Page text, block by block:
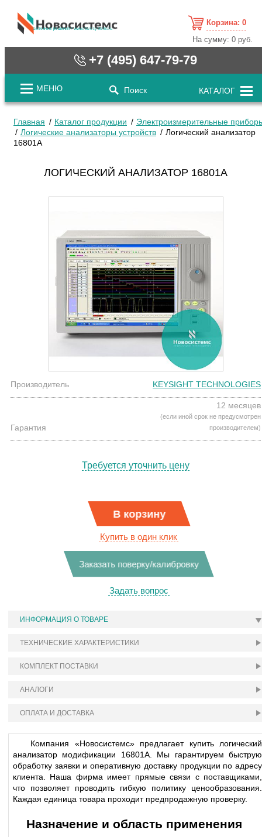
cистемные решения / www.novosystems.ru
Корзина: 0
На сумму:0 руб.
+7 (495) 647-79-79
МЕНЮ Поиск КАТАЛОГ
Главная Каталог продукции
Электроизмерительные
Логические анализаторы устройств
Логический анализатор
16801A
ЛОГИЧЕСКИЙ АНАЛИЗАТОР 16801A
Производитель KEYSIGHT TECHNOLOGIES
Гарантия
12 месяцев
(если иной срок не предусмотрен
производителем)
Требуется уточнить цену
В корзину
Купить в один клик
Заказать поверку/калибровку
Задать вопрос
ИНФОРМАЦИЯ О ТОВАРЕ
ТЕХНИЧЕСКИЕ ХАРАКТЕРИСТИКИ
КОМПЛЕКТ ПОСТАВКИ
АНАЛОГИ
ОПЛАТА И ДОСТАВКА
Компания «Новосистемс» предлагает купить логический
анализатор модификации 16801A. Мы гарантируем быструю
обработку заявки и оперативную доставку продукции по адресу
клиента. Наша фирма имеет прямые связи с поставщиками,
что позволяет проводить гибкую политику ценообразования.
Каждая единица товара проходит предпродажную проверку.
Назначение и область применения